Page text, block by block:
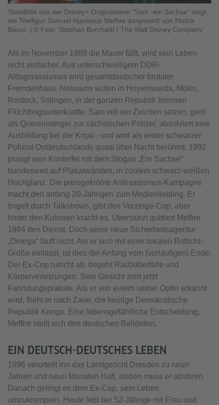
Standbild aus der Disney+ Originalserie "Sam -ein Sachse" zeigt
die Titelfigur Samuel Njankouo Meffire dargestellt von Malick
Bauer. | © Foto: Stephan Burchadt / The Walt Disney Company
Als im November 1989 die Mauer fällt, wird sein Leben
nicht einfacher. Aus unterschwelligem DDR-
Alltagsrassismus wird gesamtdeutscher brutaler
Fremdenhass. Neonazis wüten in Hoyerswerda, Mölln,
Rostock, Solingen, in der ganzen Republik brennen
Flüchtlingsunterkünfte. Sam will ein Zeichen setzen, geht
als Quereinsteiger zur sächsischen Polizei, absolviert eine
Ausbildung bei der Kripo - und wird als erster schwarzer
Polizist Ostdeutschlands quasi über Nacht berühmt. 1992
prangt sein Konterfei mit dem Slogan „Ein Sachse“
bundesweit auf Plakatwänden, in coolem schwarz-weißen
Hochglanz. Die preisgekrönte Antirassismus-Kampagne
macht den anfang 20-Jährigen zum Medienliebling. Er
tingelt durch Talkshows, gibt den Vorzeige-Cop, aber
hinter den Kulissen kracht es. Überstürzt quittiert Meffire
1994 den Dienst. Doch seine neue Sicherheitsagentur
„Omega“ läuft nicht. Als er sich mit einer lokalen Rotlicht-
Größe einlässt, ist dies der Anfang vom (vorläufigen) Ende:
Der Ex-Cop rutscht ab, begeht Raubüberfälle und
Körperverletzungen. Sein Gesicht ziert jetzt
Fahndungsplakate. Als er von einem seiner Opfer erkannt
wird, flieht er nach Zaire, die heutige Demokratische
Republik Kongo. Eine lebensgefährliche Entscheidung,
Meffire stellt sich den deutschen Behörden.
EIN DEUTSCH-DEUTSCHES LEBEN
1996 verurteilt ihn das Landgericht Dresden zu neun
Jahren und neun Monaten Haft, sieben muss er absitzen.
Danach gelingt es dem Ex-Cop, sein Leben
umzukrempeln. Heute lebt der 52-Jährige mit Frau und